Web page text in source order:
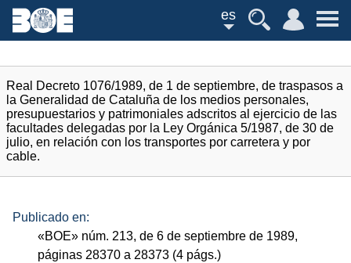
es
Real Decreto 1076/1989, de 1 de septiembre, de traspasos a
la Generalidad de Cataluña de los medios personales,
presupuestarios y patrimoniales adscritos al ejercicio de las
facultades delegadas por la Ley Orgánica 5/1987, de 30 de
julio, en relación con los transportes por carretera y por
cable.
Publicado en:
«BOE» núm. 213, de 6 de septiembre de 1989,
páginas 28370 a 28373 (4 págs.)